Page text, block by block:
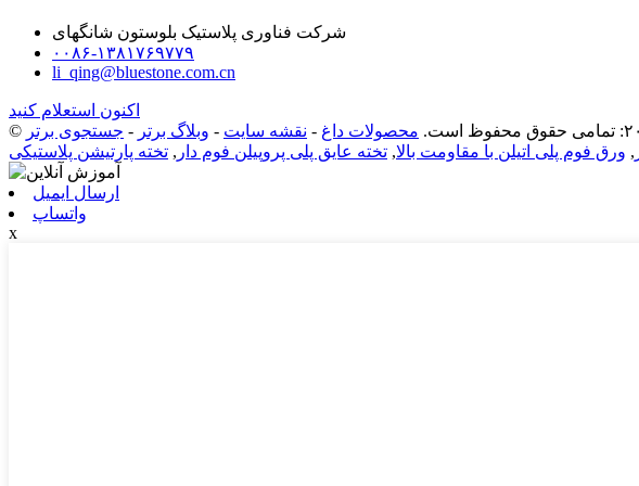
شرکت فناوری پلاستیک بلوستون شانگهای
۰۰۸۶-۱۳۸۱۷۶۹۷۷۹
li_qing@bluestone.com.cn
اکنون استعلام کنید
محصولات داغ - نقشه سایت - وبلاگ برتر - جستجوی برتر
, ورق فوم پلی اتیلن با مقاومت بالا, تخته عایق پلی پروپیلن فوم دار , تخته پارتیشن پلاستیکی
ارسال ایمیل
واتساپ
x